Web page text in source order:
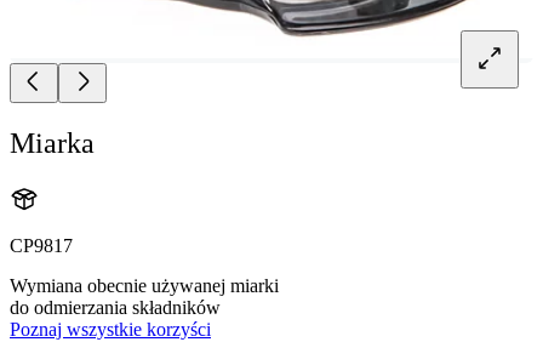
Miarka
CP9817
Wymiana obecnie używanej miarki
do odmierzania składników
Poznaj wszystkie korzyści